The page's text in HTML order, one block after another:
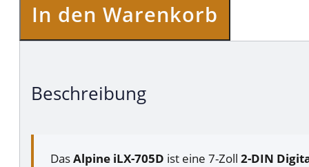
In den Warenkorb
Beschreibung
DasAlpine iLX-705D ist eine 7-Zoll 2-DIN